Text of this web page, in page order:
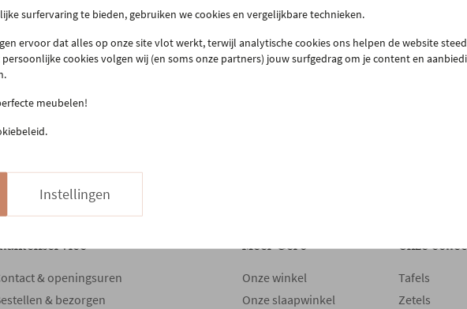
Het is opmerkelijk hoe een
De matrassen van Beka kun je
verdieping vind je een volledige
kunt uitproberen. Weet je niet
& openingsuren
& bezorgen
Meer Gero
Onze winkel
Onze slaapwinkel
Onze
Tafels
Zetels
surfervaring te bieden, gebruiken we cookies en vergelijkbare technieken.
ervoor dat alles op onze site vlot werkt, terwijl analytische cookies ons helpen de website
cookies volgen wij (en soms onze partners) jouw surfgedrag om je content en
meubelen!
Instellingen